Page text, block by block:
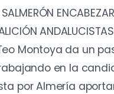
Teo Montoya da un
en la
por Almería